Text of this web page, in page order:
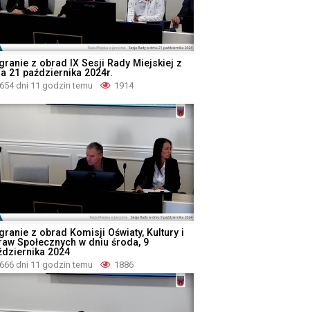
z obrad IX Sesji Rady Miejskiej z
21 października 2024r.
654 dni 11 godzin temu 1914
z obrad Komisji Oświaty, Kultury i
Społecznych w dniu środa, 9
2024
666 dni 11 godzin temu 1886